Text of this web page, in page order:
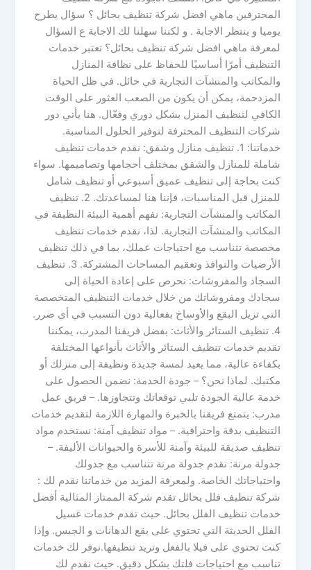
المحترفين ماهي افضل شركة تنظيف بحائل ؟ سؤال يطرح
يوميا و ينتظر الاجابة . و لكننا سهلنا لك الاجابة ع السؤال
لمعرفة ماهي افضل شركة تنظيف بحائل؟ تعتبر خدمات
التنظيف أمرًا أساسيًا للحفاظ على نظافة المنازل
والمكاتب والمنشآت التجارية في حائل. في ظل الحياة
المزدحمة، يمكن أن يكون من الصعب العثور على الوقت
الكافي لتنظيف المنزل بشكل دوري وفعّال. هنا يأتي دور
شركات التنظيف المحترفة لتوفير الحلول المناسبة.
خدماتنا: 1. تنظيف منازل وشقق: نقدم خدمات تنظيف
شاملة للمنازل والشقق بمختلف أحجامها وتصاميمها. سواء
كنت بحاجة إلى تنظيف عميق أسبوعي أو تنظيف شامل
للمنزل قبل المناسبات، فإننا هنا لمساعدتك. 2. تنظيف
المكاتب والمنشآت التجارية: نفهم أهمية البيئة النظيفة في
المكاتب والمنشآت التجارية. لذا، نقدم خدمات تنظيف
مخصصة تتناسب مع احتياجات عملك، بما في ذلك تنظيف
الأرضيات والنوافذ وتعقيم المساحات المشتركة. 3. تنظيف
السجاد والمفروشات: نحرص على إعادة الحياة إلى
سجادك ومفروشاتك من خلال خدمات التنظيف المتخصصة
التي تزيل البقع والأوساخ بفعالية دون التسبب في أي ضرر.
4. تنظيف الستائر والأثاث: بفضل فريقنا المدرب، يمكننا
تقديم خدمات تنظيف الستائر والأثاث بأنواعها المختلفة
بكفاءة عالية، مما يعيد لمسة جديدة ونظيفة إلى منزلك أو
مكتبك. لماذا نحن؟ – جودة الخدمة: نضمن الحصول على
خدمة عالية الجودة تلبي توقعاتك وتتجاوزها. – فريق عمل
مدرب: يتمتع فريقنا بالخبرة والمهارة اللازمة لتقديم خدمات
التنظيف بدقة واحترافية. – مواد تنظيف آمنة: نستخدم مواد
تنظيف صديقة للبيئة وآمنة للأسرة والحيوانات الأليفة. –
جدولة مرنة: نقدم جدولة مرنة تتناسب مع جدولك
واحتياجاتك الخاصة. ولمعرفة المزيد من خدماتنا نقدم لك :
شركة تنظيف فلل بحائل تقدم شركة الممتاز المثالية أفضل
خدمات تنظيف الفلل بحائل. حيث تقدم خدمات غسيل
الفلل الحديثة التي تحتوي على بقع الدهانات و الجبس. وإذا
كنت تحتوي على فيلا بالفعل وتريد تنظيفها.نوفر لك خدمات
تناسب مع احتياجات فلتك بشكل دقيق. حيث نقدم لك